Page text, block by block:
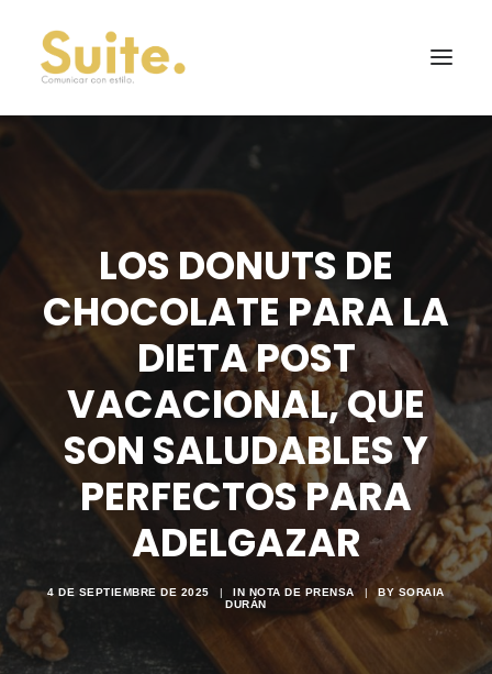
LOS DONUTS DE
CHOCOLATE PARA LA
DIETA POST
VACACIONAL, QUE
SON SALUDABLES Y
PERFECTOS PARA
ADELGAZAR
4 DE SEPTIEMBRE DE 2025 | IN NOTA DE PRENSA | BY SORAIA
DURÁN